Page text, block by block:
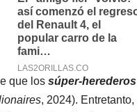
que los súper-herederos
, 2024). Entretanto,